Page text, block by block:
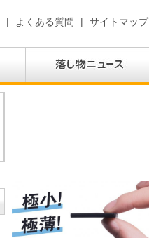
| よくある質問 | サイトマップ